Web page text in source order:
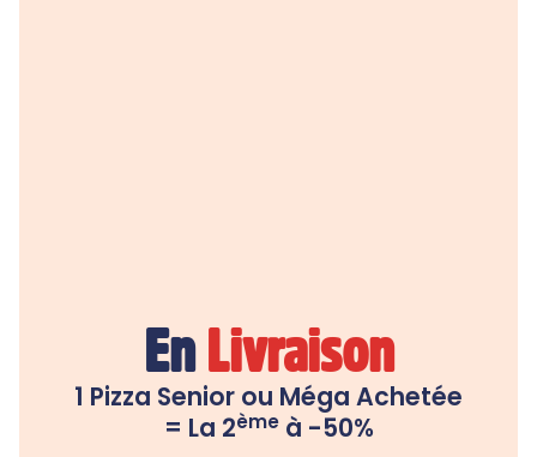
En Livraison
1 Pizza Senior ou Méga Achetée
= La 2èmeà -50%